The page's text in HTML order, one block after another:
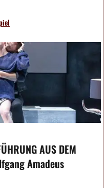
AUS DEM
Amadeus